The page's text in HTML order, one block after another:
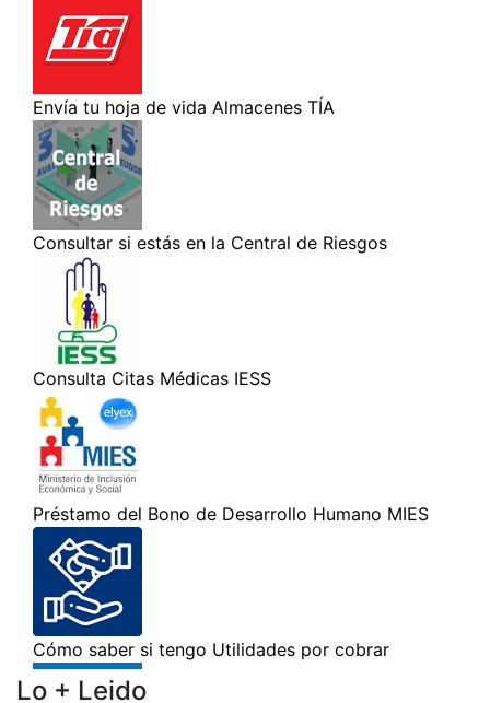
Lo + Leido